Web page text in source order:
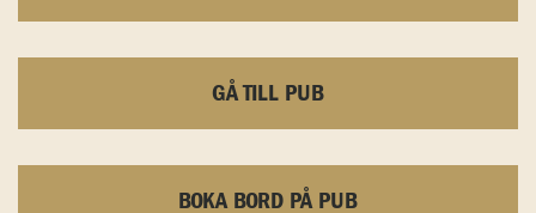
GÅ TILL PUB
BOKA BORD PÅ PUB